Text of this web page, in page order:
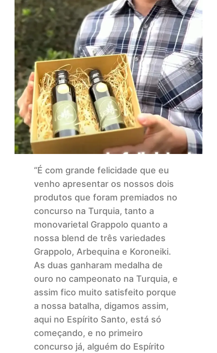
“É com grande felicidade que eu
venho apresentar os nossos dois
produtos que foram premiados no
concurso na Turquia, tanto a
monovarietal Grappolo quanto a
nossa blend de três variedades
Grappolo, Arbequina e Koroneiki.
As duas ganharam medalha de
ouro no campeonato na Turquia, e
assim fico muito satisfeito porque
a nossa batalha, digamos assim,
aqui no Espírito Santo, está só
começando, e no primeiro
concurso já, alguém do Espírito